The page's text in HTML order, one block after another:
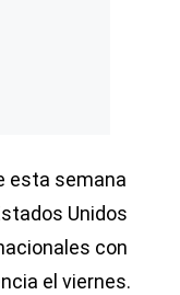
esta semana
Unidos
con
el viernes.